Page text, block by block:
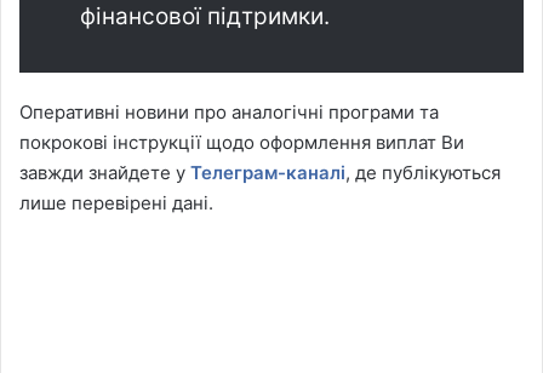
фінансової підтримки.
Оперативні новини про аналогічні програми та
покрокові інструкції щодо оформлення виплат Ви
завжди знайдете у Телеграм-каналі, де публікуються
лише перевірені дані.